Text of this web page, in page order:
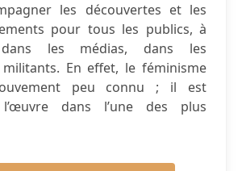
les découvertes et les
pour tous les publics, à
dans les médias, dans les
En effet, le féminisme
peu connu ; il est
dans l’une des plus